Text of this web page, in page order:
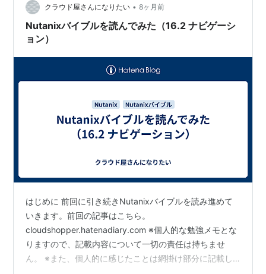
クラウド屋さんになりたい • 8ヶ月前
Nutanixバイブルを読んでみた（16.2 ナビゲーシ
ョン）
はじめに 前回に引き続きNutanixバイブルを読み進めて
いきます。前回の記事はこちら。
cloudshopper.hatenadiary.com ※個人的な勉強メモとな
りますので、記載内容について一切の責任は持ちませ
ん。 ※また、個人的に感じたことは網掛け部分に記載し